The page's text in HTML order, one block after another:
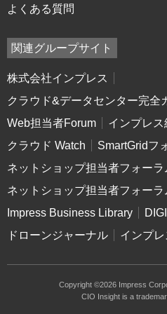
よくある質問
関連グループサイト
株式会社インプレス
クラウド&データセンター完全
Web担当者Forum
インプレ
クラウド Watch
SmartGridフ
ネットショップ担当者フォーラ
ネットショップ担当者フォー
Impress Business Library
ドローンジャーナル
インプ
Copyright ©2026 Impress
CIO Insight is a